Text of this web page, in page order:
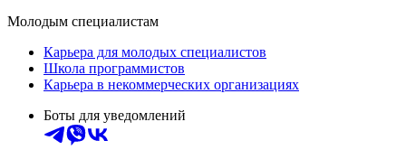
Молодым специалистам
Карьера для молодых специалистов
Школа программистов
Карьера в некоммерческих организациях
Боты для уведомлений